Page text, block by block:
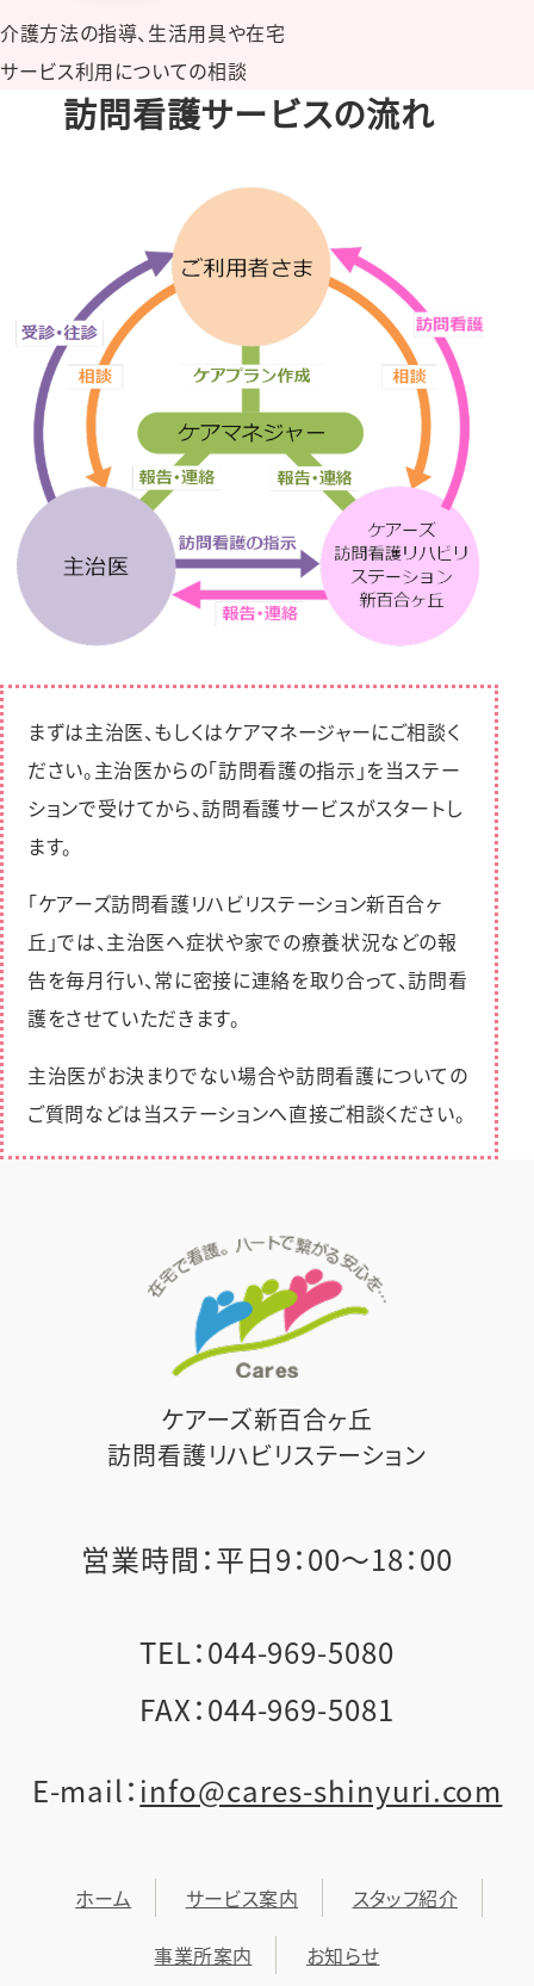
介護⽅法の指導、生活⽤具や在宅
サービス利⽤についての相談
訪問看護サービスの流れ
まずは主治医、もしくはケアマネージャーにご相談く
ださい。主治医からの「訪問看護の指⽰」を当ステー
ションで受けてから、訪問看護サービスがスタートし
ます。
「ケアーズ訪問看護リハビリステーション新百合ヶ
丘」では、主治医へ症状や家での療養状況などの報
告を毎⽉⾏い、常に密接に連絡を取り合って、訪問看
護をさせていただきます。
主治医がお決まりでない場合や訪問看護についての
ご質問などは当ステーションへ直接ご相談ください。
ケアーズ新百合ヶ丘
訪問看護リハビリステーション
営業時間：平⽇9：00〜18：00
TEL：044-969-5080
FAX：044-969-5081
E-mail：info@cares-shinyuri.com
ホーム サービス案内
スタッフ紹介
事業所案内
お知らせ